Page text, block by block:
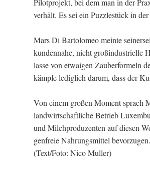
Pilotprojekt, bei dem man in der
verhält. Es sei ein Puzzlestück in
Mars Di Bartolomeo meinte
kundennahe, nicht großindustrielle
lasse von etwaigen Zauberformeln
kämpfe lediglich darum, dass der
Von einem großen Moment sprach
landwirtschaftliche Betrieb
und Milchproduzenten auf diesen
genfreie Nahrungsmittel bevorzugen.
(Text/Foto: Nico Muller)